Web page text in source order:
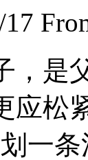
17
是
应松
一